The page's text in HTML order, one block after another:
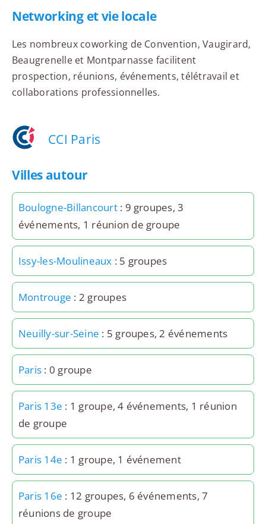
Networking et vie locale
Les nombreux coworking de Convention, Vaugirard,
Beaugrenelle et Montparnasse facilitent
prospection, réunions, événements, télétravail et
collaborations professionnelles.
CCI Paris
Villes autour
Boulogne-Billancourt: 9 groupes, 3
événements, 1 réunion de groupe
Issy-les-Moulineaux : 5 groupes
Montrouge : 2 groupes
Neuilly-sur-Seine : 5 groupes, 2 événements
Paris : 0 groupe
Paris 13e : 1 groupe, 4 événements, 1 réunion
de groupe
Paris 14e : 1 groupe, 1 événement
Paris 16e : 12 groupes, 6 événements, 7
réunions de groupe